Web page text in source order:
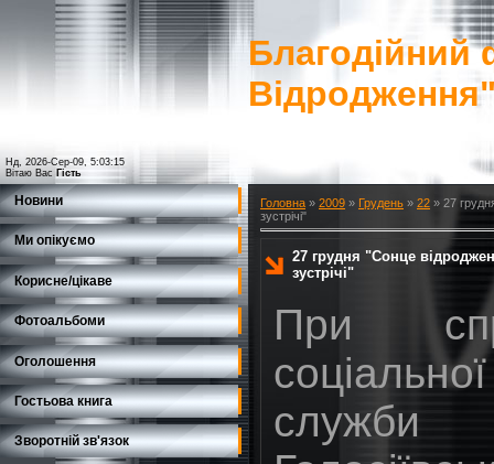
Нд, 2026-Сер-09, 5:03:15
Вітаю Вас Гість
Новини
Ми опікуємо
Корисне/цікаве
Фотоальбоми
Оголошення
Гостьова книга
Зворотній зв'язок
Головна » 2009 » Грудень » 22 » 27
зустрічі"
27 грудня "Сонце
зустрічі"
При
соціальної
служби